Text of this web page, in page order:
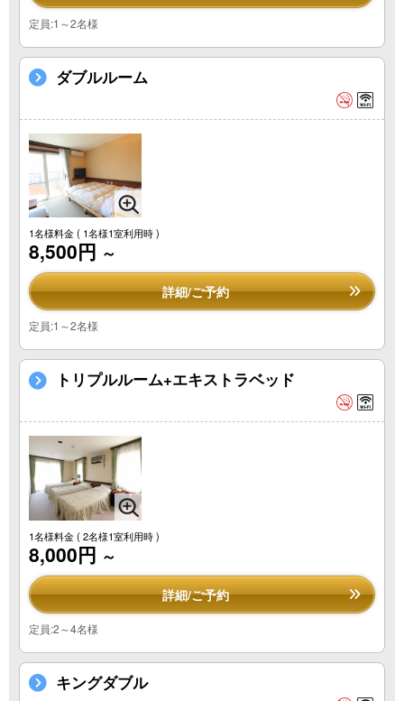
定員:1～2名様
ダブルルーム
1名様料金( 1名様1室利用時 )
8,500円 ～
詳細/ご予約
定員:1～2名様
トリプルルーム+エキストラベッド
1名様料金( 2名様1室利用時 )
8,000円 ～
詳細/ご予約
定員:2～4名様
キングダブル